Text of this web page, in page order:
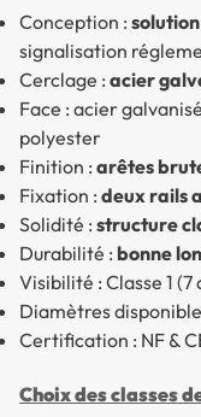
Conception :
signalisation
Cerclage : acier
Face : acier
polyester
Finition : arêtes
Fixation : deux rails
Solidité : structure
Durabilité : bonne
Visibilité : Classe 1 (7
Diamètres
Certification : NF &
Choix des classes